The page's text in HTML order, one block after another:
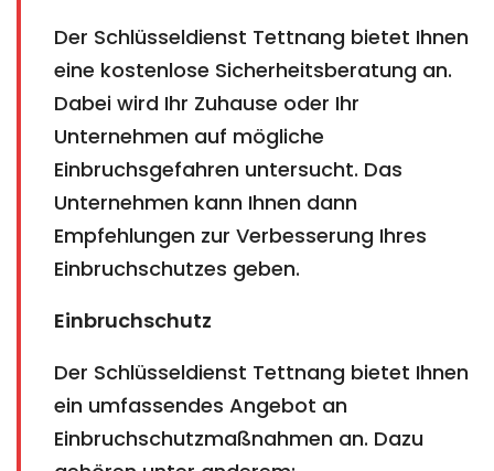
Der Schlüsseldienst Tettnang bietet Ihnen
eine kostenlose Sicherheitsberatung an.
Dabei wird Ihr Zuhause oder Ihr
Unternehmen auf mögliche
Einbruchsgefahren untersucht. Das
Unternehmen kann Ihnen dann
Empfehlungen zur Verbesserung Ihres
Einbruchschutzes geben.
Einbruchschutz
Der Schlüsseldienst Tettnang bietet Ihnen
ein umfassendes Angebot an
Einbruchschutzmaßnahmen an. Dazu